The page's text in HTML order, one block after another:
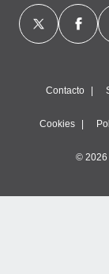
Contacto
Cookies
© 2026